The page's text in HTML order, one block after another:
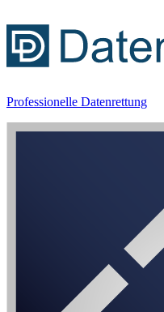
Professionelle Datenrettung